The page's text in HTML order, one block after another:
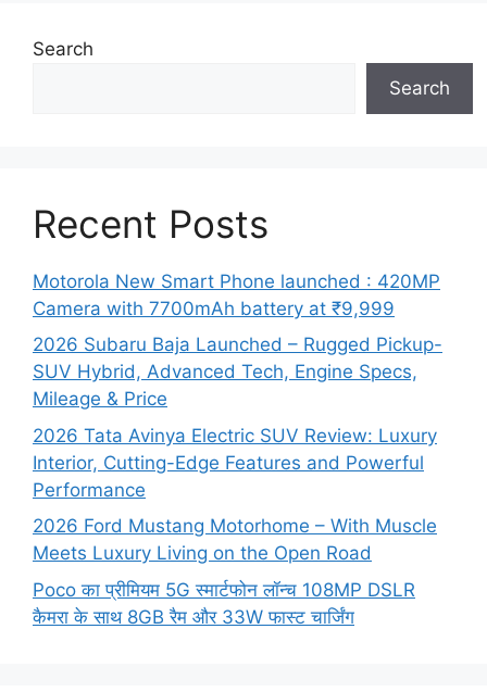
Search
Search
Recent Posts
Motorola New Smart Phone launched : 420MP
Camera with 7700mAh battery at ₹9,999
2026 Subaru Baja Launched – Rugged Pickup-
SUV Hybrid, Advanced Tech, Engine Specs,
Mileage & Price
2026 Tata Avinya Electric SUV Review: Luxury
Interior, Cutting-Edge Features and Powerful
Performance
2026 Ford Mustang Motorhome – With Muscle
Meets Luxury Living on the Open Road
Poco का प्रीमियम 5G स्मार्टफोन लॉन्च 108MP DSLR
कैमरा के साथ 8GB रैम और 33W फास्ट चार्जिंग